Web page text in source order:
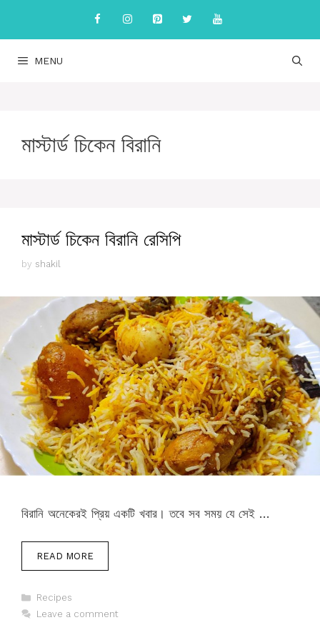
content
MENU
মাস্টার্ড চিকেন বিরানি
মাস্টার্ড চিকেন বিরানি রেসিপি
by shakil
বিরানি অনেকেরই প্রিয় একটি খবার। তবে সব সময় যে সেই …
READ MORE
Categories
Recipes
Leave a comment